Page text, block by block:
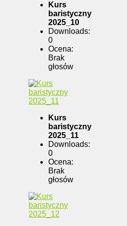
Kurs
baristyczny
2025_10
Downloads:
0
Ocena:
Brak
głosów
Kurs
baristyczny
2025_11
Downloads:
0
Ocena:
Brak
głosów